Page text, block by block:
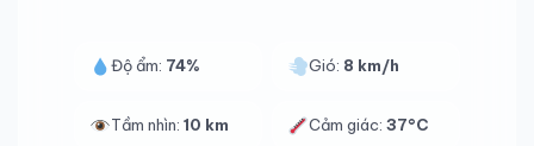
Độ ẩm: 74% Gió: 8 km/h
Tầm nhìn: 10 km Cảm giác:37°C